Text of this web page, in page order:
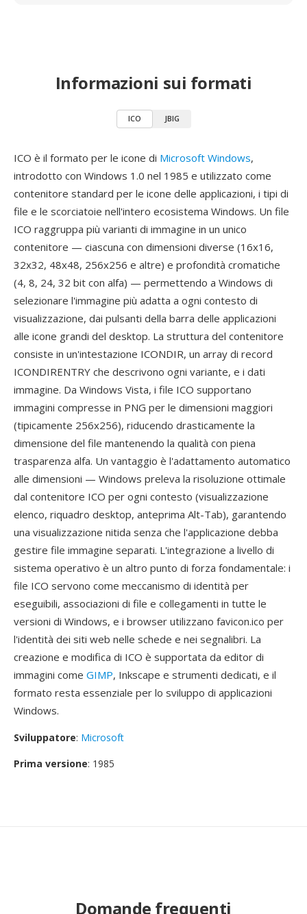
Informazioni sui formati
ICO JBIG
ICO è il formato per le icone di Microsoft Windows,
introdotto con Windows 1.0 nel 1985 e utilizzato come
contenitore standard per le icone delle applicazioni, i tipi di
file e le scorciatoie nell'intero ecosistema Windows. Un file
ICO raggruppa più varianti di immagine in un unico
contenitore — ciascuna con dimensioni diverse (16x16,
32x32, 48x48, 256x256 e altre) e profondità cromatiche
(4, 8, 24, 32 bit con alfa) — permettendo a Windows di
selezionare l'immagine più adatta a ogni contesto di
visualizzazione, dai pulsanti della barra delle applicazioni
alle icone grandi del desktop. La struttura del contenitore
consiste in un'intestazione ICONDIR, un array di record
ICONDIRENTRY che descrivono ogni variante, e i dati
immagine. Da Windows Vista, i file ICO supportano
immagini compresse in PNG per le dimensioni maggiori
(tipicamente 256x256), riducendo drasticamente la
dimensione del file mantenendo la qualità con piena
trasparenza alfa. Un vantaggio è l'adattamento automatico
alle dimensioni — Windows preleva la risoluzione ottimale
dal contenitore ICO per ogni contesto (visualizzazione
elenco, riquadro desktop, anteprima Alt-Tab), garantendo
una visualizzazione nitida senza che l'applicazione debba
gestire file immagine separati. L'integrazione a livello di
sistema operativo è un altro punto di forza fondamentale: i
file ICO servono come meccanismo di identità per
eseguibili, associazioni di file e collegamenti in tutte le
versioni di Windows, e i browser utilizzano favicon.ico per
l'identità dei siti web nelle schede e nei segnalibri. La
creazione e modifica di ICO è supportata da editor di
immagini come GIMP, Inkscape e strumenti dedicati, e il
formato resta essenziale per lo sviluppo di applicazioni
Windows.
Sviluppatore: Microsoft
Prima versione: 1985
Domande frequenti